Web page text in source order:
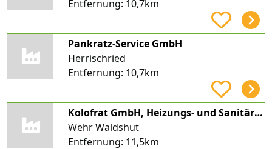
Entfernung: 10,7km
Pankratz-Service GmbH
Herrischried
Entfernung: 10,7km
Kolofrat GmbH, Heizungs- und Sanitärtechnik, Blechnerei, Flachdachbau
Wehr Waldshut
Entfernung: 11,5km